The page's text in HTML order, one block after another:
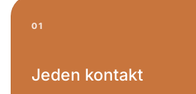
01
Jeden kontakt